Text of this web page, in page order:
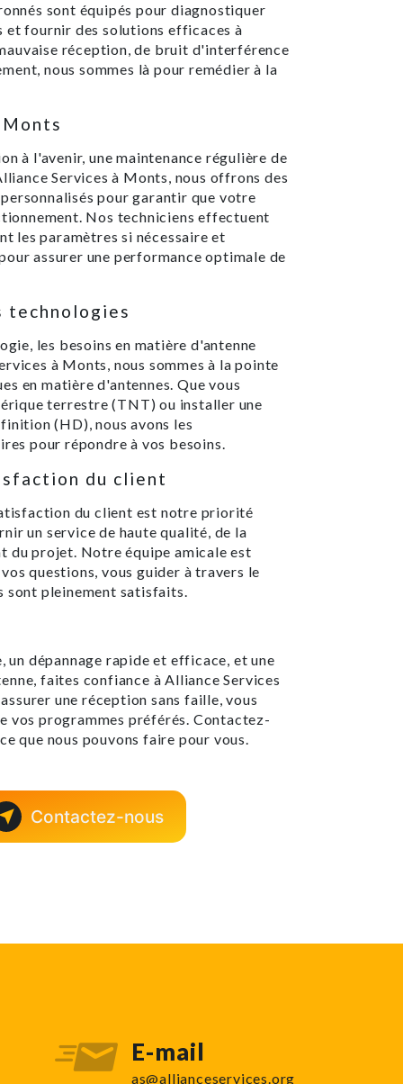
sont équipés pour diagnostiquer
fournir des solutions efficaces à
réception, de bruit d'interférence
nous sommes là pour remédier à la
à l'avenir, une maintenance régulière de
Services à Monts, nous offrons des
pour garantir que votre
Nos techniciens effectuent
les paramètres si nécessaire et
assurer une performance optimale de
technologies
les besoins en matière d'antenne
à Monts, nous sommes à la pointe
en matière d'antennes. Que vous
terrestre (TNT) ou installer une
(HD), nous avons les
pour répondre à vos besoins.
du client
du client est notre priorité
un service de haute qualité, de la
du projet. Notre équipe amicale est
questions, vous guider à travers le
sont pleinement satisfaits.
dépannage rapide et efficace, et une
faites confiance à Alliance Services
une réception sans faille, vous
programmes préférés. Contactez-
que nous pouvons faire pour vous.
Contactez-nous
E-mail
as@allianceservices.org